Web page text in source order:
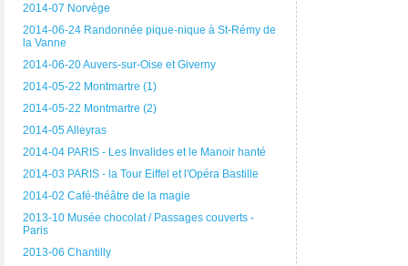
2014-07 Norvège
2014-06-24 Randonnée pique-nique à St-Rémy de
la Vanne
2014-06-20 Auvers-sur-Oise et Giverny
2014-05-22 Montmartre (1)
2014-05-22 Montmartre (2)
2014-05 Alleyras
2014-04 PARIS - Les Invalides et le Manoir hanté
2014-03 PARIS - la Tour Eiffel et l'Opéra Bastille
2014-02 Café-théâtre de la magie
2013-10 Musée chocolat / Passages couverts -
Paris
2013-06 Chantilly